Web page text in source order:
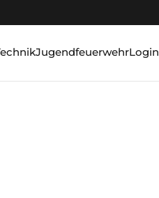
JugendfeuerwehrLogin